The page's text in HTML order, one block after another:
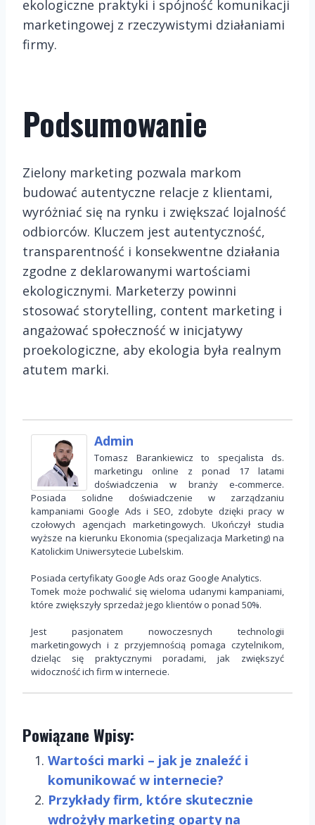
ekologiczne praktyki i spójność komunikacji
marketingowej z rzeczywistymi działaniami
firmy.
Podsumowanie
Zielony marketing pozwala markom
budować autentyczne relacje z klientami,
wyróżniać się na rynku i zwiększać lojalność
odbiorców. Kluczem jest autentyczność,
transparentność i konsekwentne działania
zgodne z deklarowanymi wartościami
ekologicznymi. Marketerzy powinni
stosować storytelling, content marketing i
angażować społeczność w inicjatywy
proekologiczne, aby ekologia była realnym
atutem marki.
Admin
Tomasz Barankiewicz to specjalista ds.
marketingu online z ponad 17 latami
doświadczenia w branży e-commerce.
Posiada solidne doświadczenie w zarządzaniu
kampaniami Google Ads i SEO, zdobyte dzięki pracy w
czołowych agencjach marketingowych. Ukończył studia
wyższe na kierunku Ekonomia (specjalizacja Marketing) na
Katolickim Uniwersytecie Lubelskim.
Posiada certyfikaty Google Ads oraz Google Analytics.
Tomek może pochwalić się wieloma udanymi kampaniami,
które zwiększyły sprzedaż jego klientów o ponad 50%.
Jest pasjonatem nowoczesnych technologii
marketingowych i z przyjemnością pomaga czytelnikom,
dzieląc się praktycznymi poradami, jak zwiększyć
widoczność ich firm w internecie.
Powiązane Wpisy:
Wartości marki – jak je znaleźć i
komunikować w internecie?
Przykłady firm, które skutecznie
wdrożyły marketing oparty na